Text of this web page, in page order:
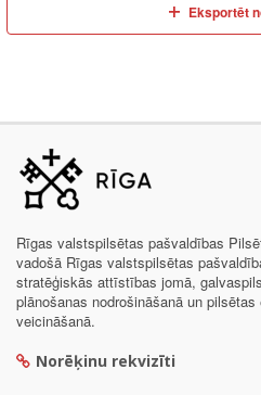
Eksportēt
Rīgas valstspilsētas pašvaldības
vadošā Rīgas valstspilsētas
stratēģiskās attīstības jomā,
plānošanas nodrošināšanā un
veicināšanā.
Norēķinu rekvizīti